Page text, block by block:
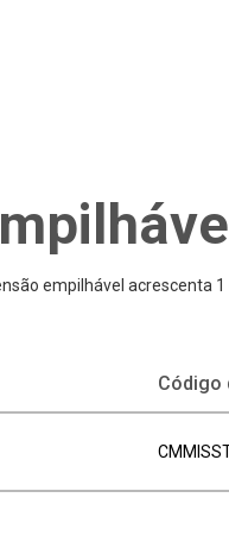
empilhável acrescenta
Código